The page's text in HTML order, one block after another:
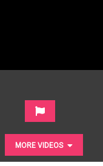
MORE VIDEOS